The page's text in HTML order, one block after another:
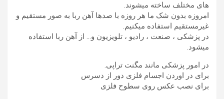
های مختلف ساخته میشوند.
امروزه بدون شک ما هر روزه با صدها آهن ربا به صور مستقیم و
غیرمستقیم استفاده میکنیم.
در پزشکی ، صنعت ، رادیو ، تلویزیون و… از آهن ربا استفاده
میشود.
در امور پزشکی مانند مگنت تراپی.
برای در اوردن اجسام فلزی دور از دسرس
برای نصب عکس روی سطوح فلزی